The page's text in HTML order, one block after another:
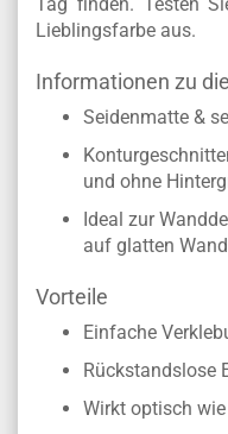
Lieblingsfarbe aus.
Informationen zu
Seidenmatte &
und ohne
Ideal zur
auf glatten
Vorteile
Einfache
Rückstandslose
Wirkt optisch